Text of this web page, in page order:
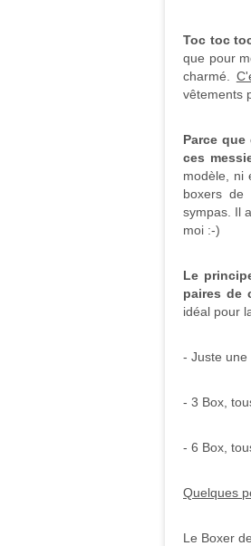
Toc toc
que pour
charmé.
vêtements
Parce
ces
modèle, ni
boxers de
sympas. Il
moi :-)
Le
paires de
idéal pour
- Juste une
- 3 Box,
- 6 Box,
Quelques
Le Boxer